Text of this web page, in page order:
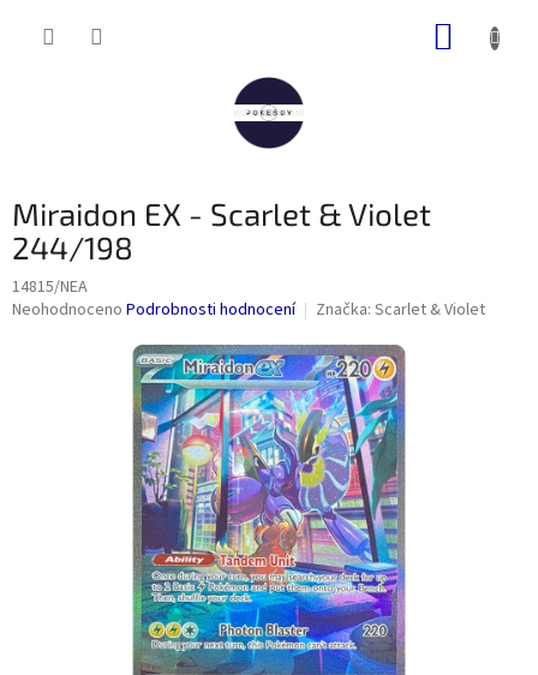
Miraidon EX - Scarlet & Violet
244/198
14815/NEA
Průměrné
Neohodnoceno Podrobnosti hodnocení Značka: Scarlet & Violet